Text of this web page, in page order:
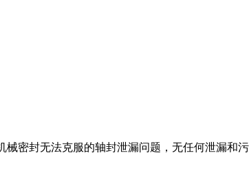
密封无法克服的轴封泄漏问题，无任何泄漏和